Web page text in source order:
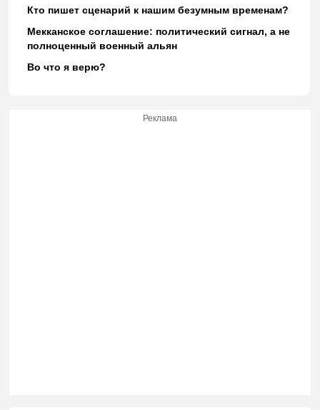
Кто пишет сценарий к нашим безумным временам?
Мекканское соглашение: политический сигнал, а не
полноценный военный альян
Во что я верю?
Реклама